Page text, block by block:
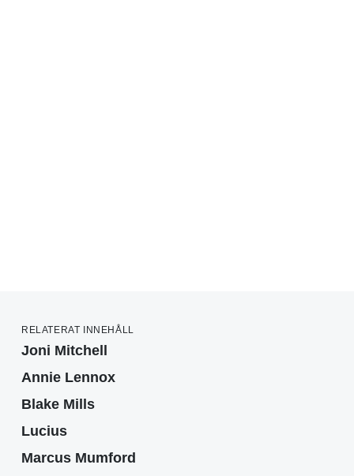
RELATERAT INNEHÅLL
Joni Mitchell
Annie Lennox
Blake Mills
Lucius
Marcus Mumford